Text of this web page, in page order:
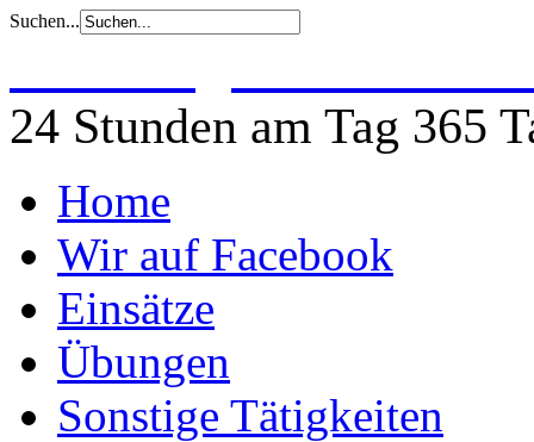
Suchen...
24 Stunden am Tag 365
Home
Wir auf Facebook
Einsätze
Übungen
Sonstige Tätigkeiten